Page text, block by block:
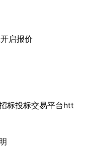
启报价
标投标交易平台htt